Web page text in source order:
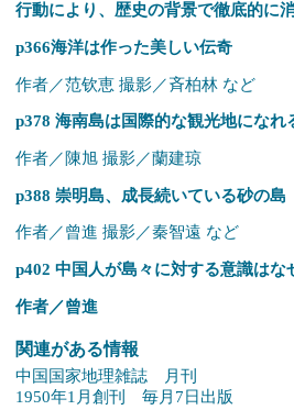
行動により、歴史の背景で徹底的に消
p366海洋は作った美しい伝奇
作者／范钦恵 撮影／斉柏林 など
p378 海南島は国際的な観光地になれ
作者／陳旭 撮影／蘭建琼
p388 崇明島、成長続いている砂の島
作者／曾進 撮影／秦智遠 など
p402 中国人が島々に対する意識はな
作者／曾進
関連がある情報
中国国家地理雑誌 月刊
1950年1月創刊 毎月7日出版